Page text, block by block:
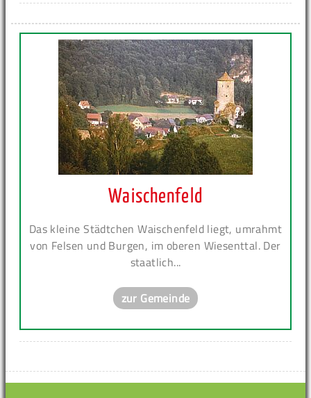
Waischenfeld
Das kleine Städtchen Waischenfeld liegt, umrahmt
von Felsen und Burgen, im oberen Wiesenttal. Der
staatlich...
zur Gemeinde